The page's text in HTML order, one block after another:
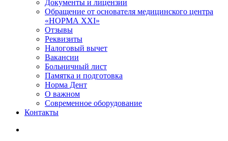
Документы и лицензии
Обращение от основателя медицинского центра
«НОРМА ХХI»
Отзывы
Реквизиты
Налоговый вычет
Вакансии
Больничный лист
Памятка и подготовка
Норма Дент
О важном
Современное оборудование
Контакты